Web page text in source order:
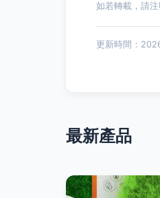
如若轉載，請
更新時間：
最新產品